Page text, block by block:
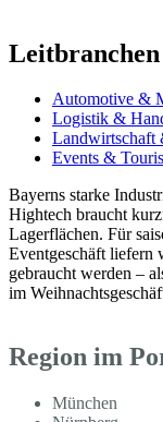
Automotive &
Logistik &
Landwirtschaft
Events &
Bayerns starke
Hightech braucht
Lagerflächen. Für
Eventgeschäft liefern
gebraucht werden –
im
Region im
München